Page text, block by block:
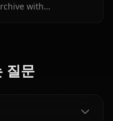
with
질문